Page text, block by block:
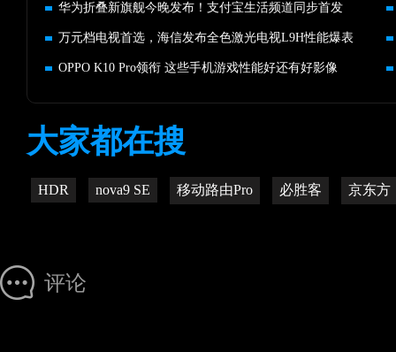
华为折叠新旗舰今晚发布！支付宝生活频道同步首发
万元档电视首选，海信发布全色激光电视L9H性能爆表
OPPO K10 Pro领衔 这些手机游戏性能好还有好影像
大家都在搜
HDR nova9 SE 移动路由Pro 必胜客 京东方
评论